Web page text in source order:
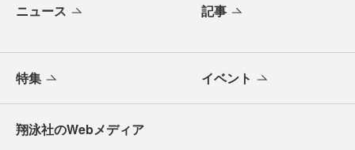
ニュース 記事
特集 イベント
翔泳社のWebメディア